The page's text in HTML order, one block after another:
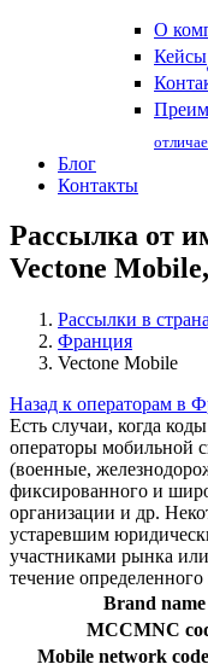
О
Кейсы
Блог
Контакты
Рассылка от
Vectone Mobile,
Рассылки в
Франция
Vectone Mobile
Назад к операторам в
Есть случаи, когда
операторы мобильной
(военные,
фиксированного и
организации и др.
устаревшим
участниками рынка
течение
Brand name
MCCMNC
Mobile network